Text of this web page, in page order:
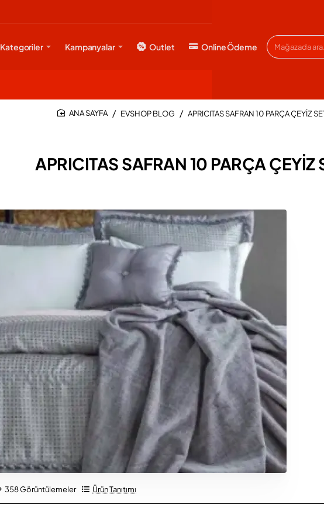
Kategoriler Kampanyalar Outlet Online Ödeme
Mağazada
ara...
APRICITAS SAFRAN 10 PARÇA ÇEYİZ
EVSHOP BLOG APRICITAS SAFRAN 10 PARÇA ÇEYİZ
358 Görüntülemeler Ürün Tanıtımı